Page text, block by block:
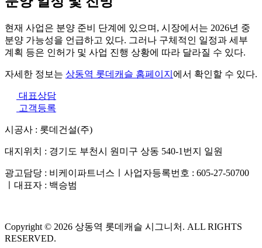
현재 사업은 분양 준비 단계에 있으며, 시장에서는 2026년 중
분양 가능성을 언급하고 있다. 그러나 구체적인 일정과 세부
계획 등은 인허가 및 사업 진행 상황에 따라 달라질 수 있다.
자세한 정보는 상동역 롯데캐슬 홈페이지 에서 확인할 수 있다.
대표상담
고객등록
시공사 : 롯데건설(주)
대지위치 : 경기도 부천시 원미구 상동 540-1번지 일원
광고담당 : 비케이파트너스ㅣ사업자등록번호 : 605-27-50700
ㅣ대표자 : 백승범
Copyright © 2026 상동역 롯데캐슬 시그니처. ALL RIGHTS
RESERVED.